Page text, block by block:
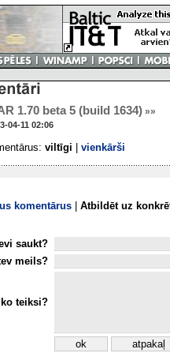
1.70 beta 5 (build 1634) »»
04-11 02:06
viltīgi vienkārši
komentārus
Atbildēt uz
saukt?
meils?
teiksi?